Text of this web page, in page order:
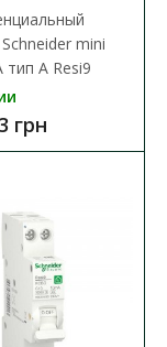
10А 30мА
Resi9.
по..
mini
А Resi9
грн